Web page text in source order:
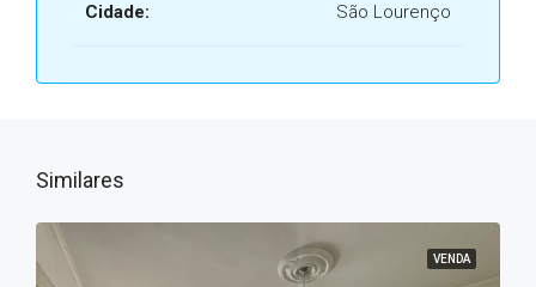
Cidade: São Lourenço
Similares
VENDA